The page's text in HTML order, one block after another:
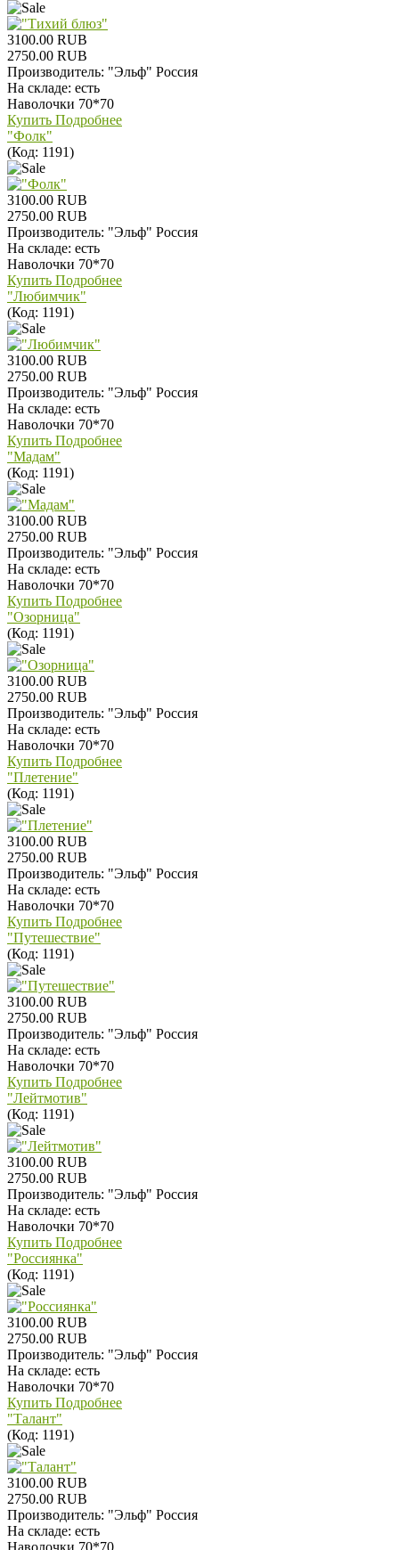
3100.00 RUB
2750.00 RUB
Производитель: "Эльф" Россия
На складе: есть
Наволочки 70*70
Купить Подробнее
"Фолк"
(Код: 1191)
3100.00 RUB
2750.00 RUB
Производитель: "Эльф" Россия
На складе: есть
Наволочки 70*70
Купить Подробнее
"Любимчик"
(Код: 1191)
3100.00 RUB
2750.00 RUB
Производитель: "Эльф" Россия
На складе: есть
Наволочки 70*70
Купить Подробнее
"Мадам"
(Код: 1191)
3100.00 RUB
2750.00 RUB
Производитель: "Эльф" Россия
На складе: есть
Наволочки 70*70
Купить Подробнее
"Озорница"
(Код: 1191)
3100.00 RUB
2750.00 RUB
Производитель: "Эльф" Россия
На складе: есть
Наволочки 70*70
Купить Подробнее
"Плетение"
(Код: 1191)
3100.00 RUB
2750.00 RUB
Производитель: "Эльф" Россия
На складе: есть
Наволочки 70*70
Купить Подробнее
"Путешествие"
(Код: 1191)
3100.00 RUB
2750.00 RUB
Производитель: "Эльф" Россия
На складе: есть
Наволочки 70*70
Купить Подробнее
"Лейтмотив"
(Код: 1191)
3100.00 RUB
2750.00 RUB
Производитель: "Эльф" Россия
На складе: есть
Наволочки 70*70
Купить Подробнее
"Россиянка"
(Код: 1191)
3100.00 RUB
2750.00 RUB
Производитель: "Эльф" Россия
На складе: есть
Наволочки 70*70
Купить Подробнее
"Талант"
(Код: 1191)
3100.00 RUB
2750.00 RUB
Производитель: "Эльф" Россия
На складе: есть
Наволочки 70*70